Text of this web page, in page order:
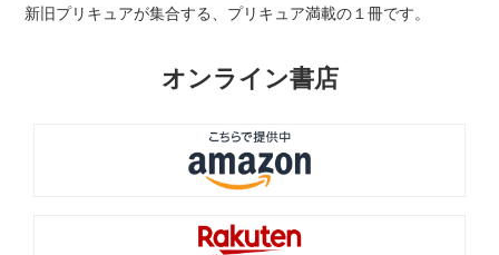
新旧プリキュアが集合する、プリキュア満載の１冊です。
オンライン書店